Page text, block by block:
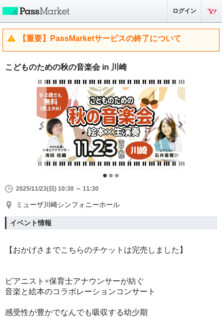
ログイン
【重要】PassMarketサービスの終了について
こどものための秋の音楽会 in 川崎
2025/11/23(日) 10:30 ～ 11:30
ミューザ川崎シンフォニーホール
イベント情報
【おかげさまでこちらのチケットは完売しました】
ピアニスト×保育士アナウンサーが紡ぐ
音楽と絵本のコラボレーションコンサート
感受性が豊かでなんでも吸収する幼少期